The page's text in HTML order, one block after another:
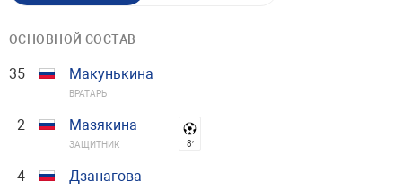
ОСНОВНОЙ СОСТАВ
35 Макунькина
ВРАТАРЬ
2 Мазякина
ЗАЩИТНИК 8′
4 Дзанагова